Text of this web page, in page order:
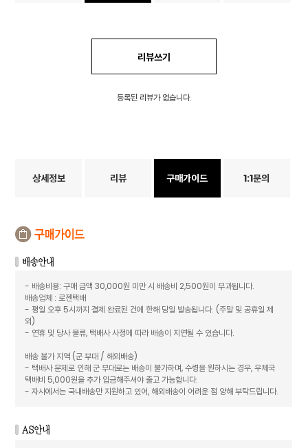
리뷰쓰기
등록된 리뷰가 없습니다.
상세정보 리뷰 구매가이드 1:1문의
- 배송비용: 구매 금액 30,000원 미만 시 배송비 2,500원이 부과됩니다.
배송업체 : 로젠택배
- 평일 오후 5시까지 결제 완료된 건에 한해 당일 발송됩니다. (주말 및 공휴일 제
외)
- 연휴 및 당사 물류, 택배사 사정에 따라 배송이 지연될 수 있습니다.
배송 불가 지역 (군 부대 / 해외배송)
- 택배사 문제로 인해 군 부대로는 배송이 불가하며, 수령을 원하시는 경우, 우체국
택배비 5,000원을 추가 입금해주셔야 출고 가능합니다.
- 자사에서는 국내배송만 지원하고 있어, 해외배송이 어려운 점 양해 부탁드립니다.